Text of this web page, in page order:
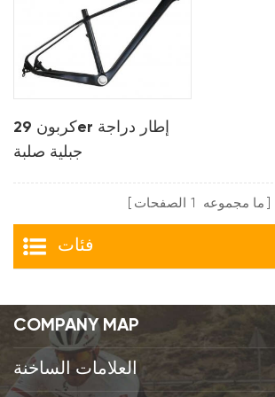
كربون 29er إطار دراجة
جبلية صلبة
ما مجموعه 1 الصفحات
فئات
COMPANY MAP
العلامات الساخنة